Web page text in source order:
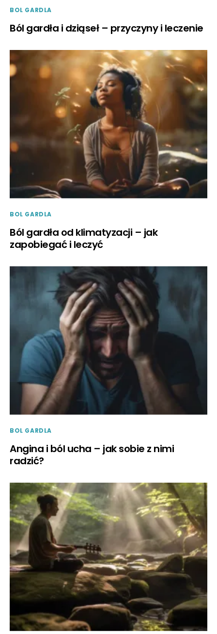
BOL GARDLA
Ból gardła i dziąseł – przyczyny i leczenie
BOL GARDLA
Ból gardła od klimatyzacji – jak
zapobiegać i leczyć
BOL GARDLA
Angina i ból ucha – jak sobie z nimi
radzić?